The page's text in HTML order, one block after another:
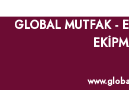
GLOBAL MUTFAK -